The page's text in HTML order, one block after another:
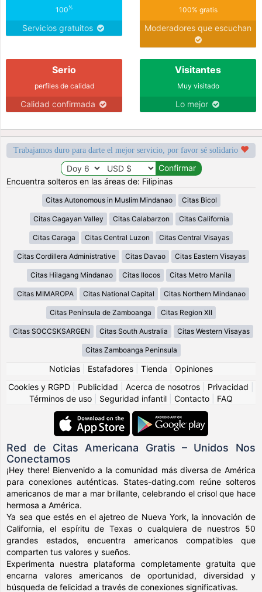
100%
Servicios gratuitos
100% gratis
Moderadores que escuchan
Serio
perfiles de calidad
Calidad confirmada
Visitantes
Muy visitado
Lo mejor
Trabajamos duro para darte el mejor servicio, por favor sé solidario
Encuentra solteros en las áreas de: Filipinas
Citas Autonomous in Muslim Mindanao Citas Bicol
Citas Cagayan Valley Citas Calabarzon Citas California
Citas Caraga Citas Central Luzon Citas Central Visayas
Citas Cordillera Administrative Citas Davao Citas Eastern Visayas
Citas Hilagang Mindanao Citas Ilocos Citas Metro Manila
Citas MIMAROPA Citas National Capital Citas Northern Mindanao
Citas Península de Zamboanga Citas Region XII
Citas SOCCSKSARGEN Citas South Australia Citas Western Visayas
Citas Zamboanga Peninsula
Noticias Estafadores Tienda
Opiniones
Cookies y RGPD
Publicidad Acerca de nosotros Privacidad
Términos de uso
Seguridad infantil Contacto FAQ
Red de Citas Americana Gratis – Unidos Nos
Conectamos
¡Hey there! Bienvenido a la comunidad más diversa de América
para conexiones auténticas. States-dating.com reúne solteros
americanos de mar a mar brillante, celebrando el crisol que hace
hermosa a América.
Ya sea que estés en el ajetreo de Nueva York, la innovación de
California, el espíritu de Texas o cualquiera de nuestros 50
grandes estados, encuentra americanos compatibles que
comparten tus valores y sueños.
Experimenta nuestra plataforma completamente gratuita que
encarna valores americanos de oportunidad, diversidad y
búsqueda de felicidad a través de conexiones significativas.